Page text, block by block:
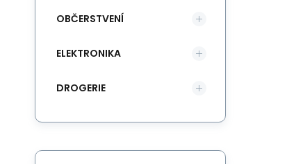
OBČERSTVENÍ
ELEKTRONIKA
DROGERIE